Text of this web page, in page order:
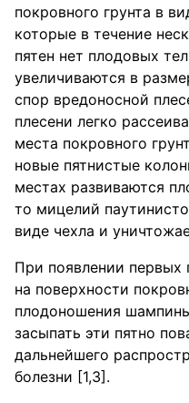
покровного грунта в
которые в течение
пятен нет плодовых
увеличиваются в
спор вредоносной
плесени легко
места покровного
новые пятнистые
местах развиваются
то мицелий
виде чехла и
При появлении первых
на поверхности
плодоношения
засыпать эти пятно
дальнейшего
болезни [1,3].